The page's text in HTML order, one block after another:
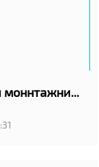
Требуются моннтажники вентиляции в город Вильянди! С проживанием!